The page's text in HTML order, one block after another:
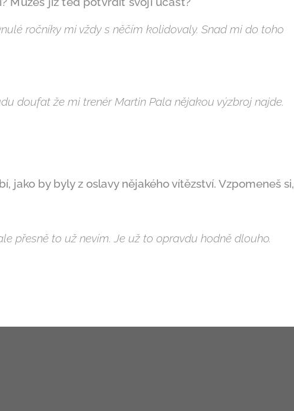
ročníky mi vždy s něčím kolidovaly. Snad mi do toho
doufat že mi trenér Martin Pala nějakou výzbroj najde.
jako by byly z oslavy nějakého vítězství. Vzpomeneš si,
přesně to už nevím. Je už to opravdu hodně dlouho.